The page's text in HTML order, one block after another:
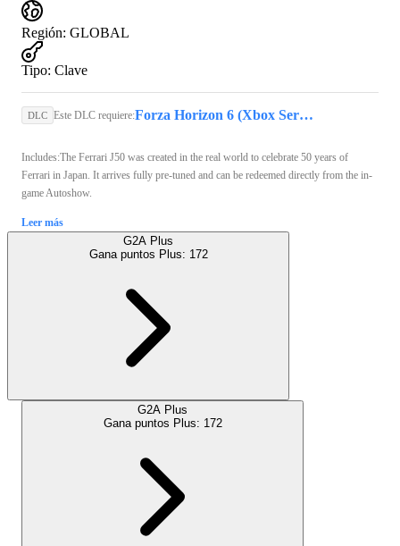
Región: GLOBAL
Tipo: Clave
DLC Este DLC requiere: Forza Horizon 6 (Xbox Series X/S, PC) - Xbox Live Key - GLOBAL
Includes:The Ferrari J50 was created in the real world to celebrate 50 years of
Ferrari in Japan. It arrives fully pre-tuned and can be redeemed directly from the in-
game Autoshow.
Leer más
G2A Plus
Gana puntos Plus: 172
G2A Plus
Gana puntos Plus: 172